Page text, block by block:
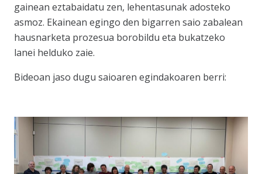
gainean eztabaidatu zen, lehentasunak adosteko
asmoz. Ekainean egingo den bigarren saio zabalean
hausnarketa prozesua borobildu eta bukatzeko
lanei helduko zaie.
Bideoan jaso dugu saioaren egindakoaren berri: